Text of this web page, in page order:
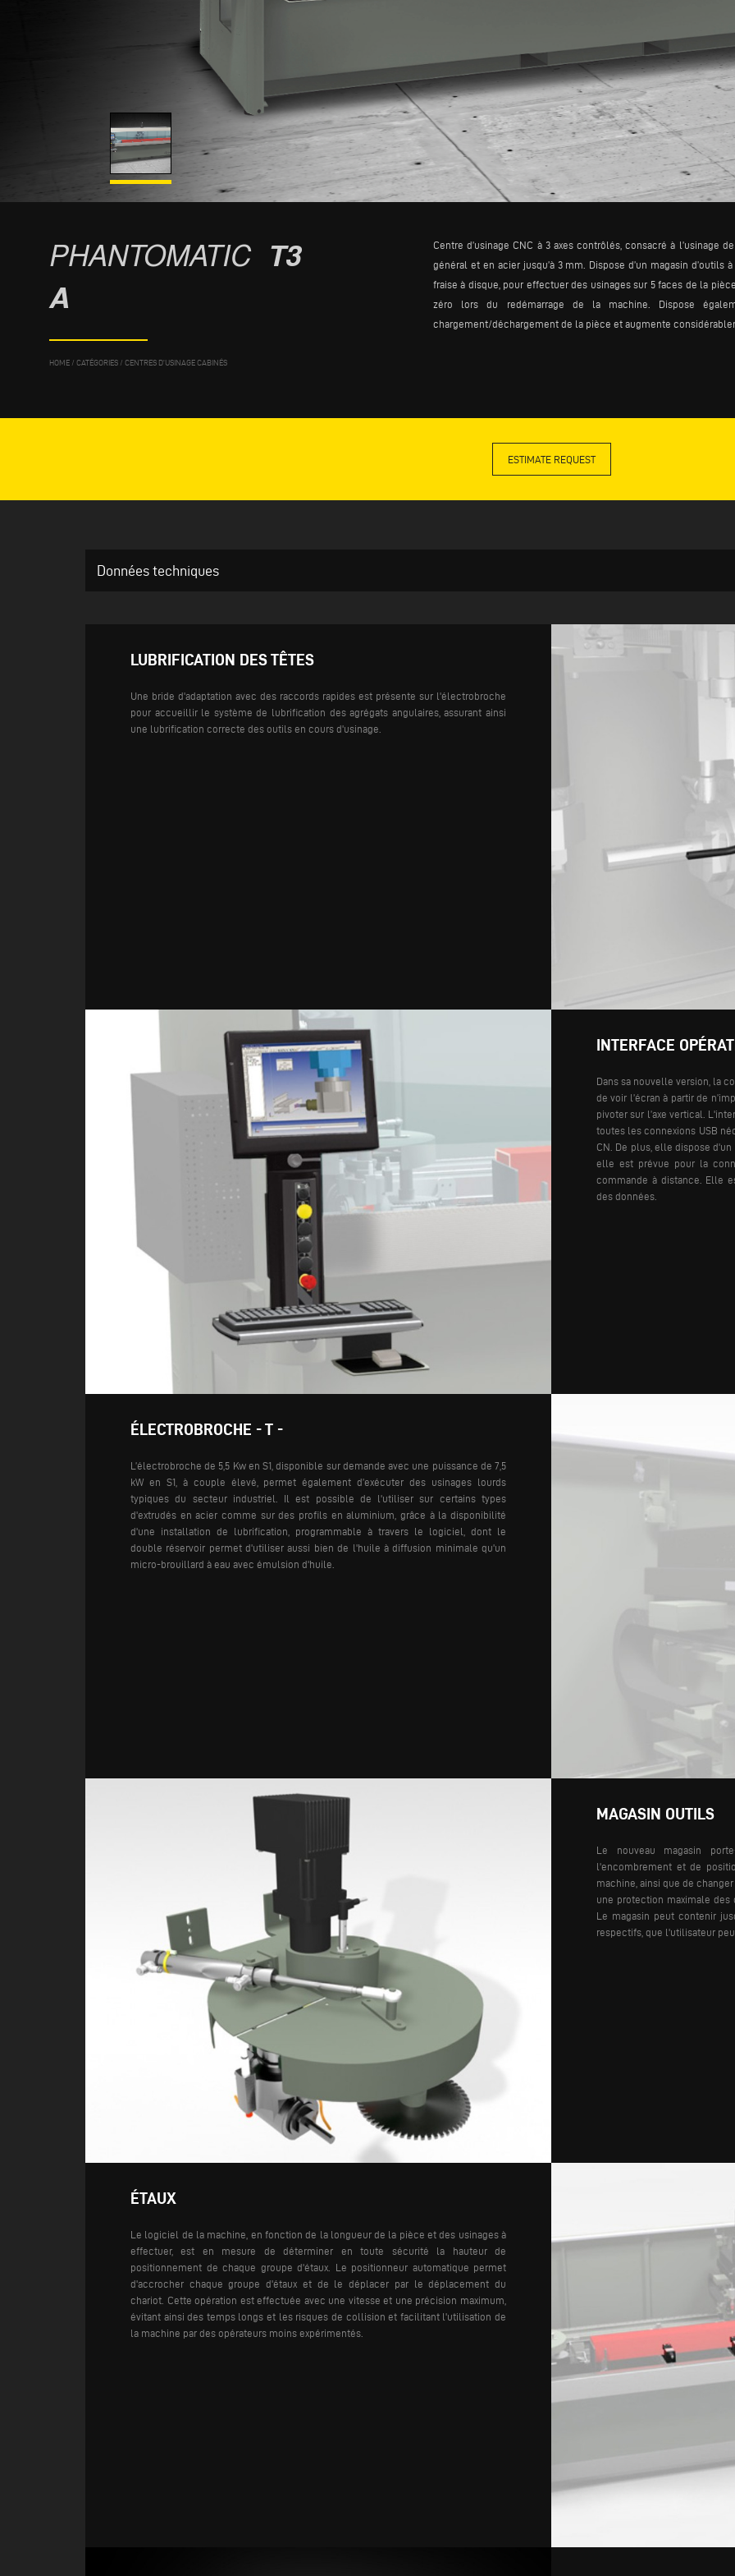
PHANTOMATIC T3
A
HOME /CATÉGORIES /CENTRES D'USINAGE CABINÉS
Centre d’usinage CNC à 3 axes contrôlés, consacré à l’usinage
général et en acier jusqu’à 3 mm. Dispose d’un magasin
fraise à disque, pour effectuer des usinages sur 5 faces de la
zéro lors du redémarrage de la machine. Dispose
chargement/déchargement de la pièce et augmente
ESTIMATE REQUEST
Données techniques
LUBRIFICATION DES TÊTES
Une bride d'adaptation avec des raccords rapides est présente sur l'électrobroche
pour accueillir le système de lubrification des agrégats angulaires, assurant ainsi
une lubrification correcte des outils en cours d'usinage.
INTERFACE
Dans sa nouvelle version, la
de voir l’écran à partir de
pivoter sur l’axe vertical.
toutes les connexions USB
CN. De plus, elle dispose
elle est prévue pour la
commande à distance. Elle
des données.
ÉLECTROBROCHE - T -
L’électrobroche de 5,5 Kw en S1, disponible sur demande avec une puissance de 7,5
kW en S1, à couple élevé, permet également d’exécuter des usinages lourds
typiques du secteur industriel.
Il est possible de l'utiliser sur certains types
d'extrudés en acier comme sur des profils en aluminium, grâce à la disponibilité
d'une installation de lubrification, programmable à travers le logiciel, dont le
double réservoir permet d'utiliser aussi bien de l'huile à diffusion minimale qu'un
micro-brouillard à eau avec émulsion d'huile.
MAGASIN OUTILS
Le nouveau magasin
l'encombrement et de
machine, ainsi que de
une protection maximale
Le magasin peut contenir
respectifs, que l'utilisateur
ÉTAUX
Le logiciel de la machine, en fonction de la longueur de la pièce et des usinages à
effectuer, est en mesure de déterminer en toute sécurité la hauteur de
positionnement de chaque groupe d'étaux. Le positionneur automatique permet
d'accrocher chaque groupe d'étaux et de le déplacer par le déplacement du
chariot. Cette opération est effectuée avec une vitesse et une précision maximum,
évitant ainsi des temps longs et les risques de collision et facilitant l'utilisation de
la machine par des opérateurs moins expérimentés.